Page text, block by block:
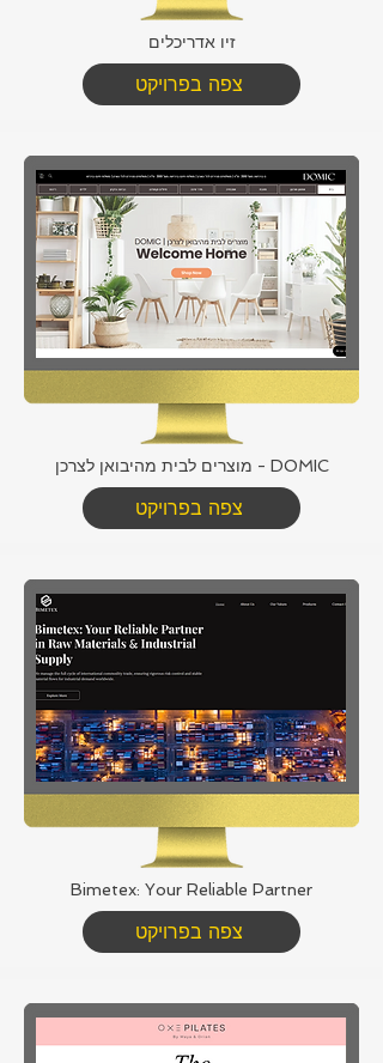
זיו אדריכלים
צפה בפרויקט
DOMIC - מוצרים לבית מהיבואן לצרכן
צפה בפרויקט
Bimetex: Your Reliable Partner
צפה בפרויקט